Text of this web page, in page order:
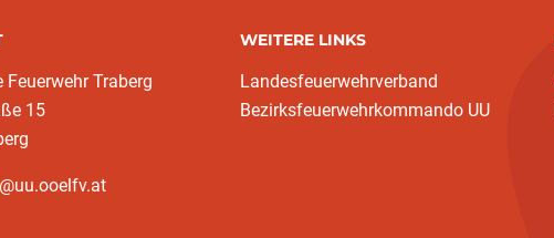
Feuerwehr Traberg
15
WEITERE LINKS
Landesfeuerwehrverband
Bezirksfeuerwehrkommando UU